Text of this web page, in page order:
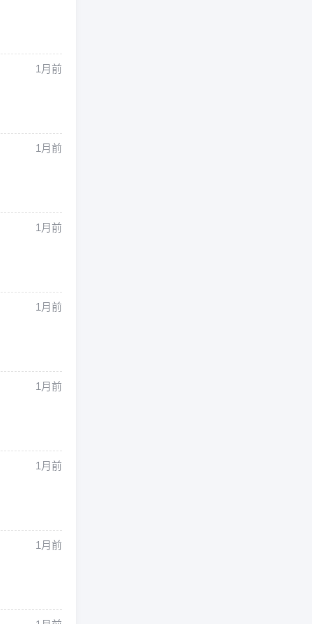
1月前
1月前
1月前
1月前
1月前
1月前
1月前